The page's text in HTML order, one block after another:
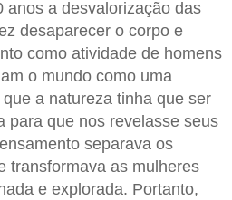
anos a desvalorização das
desaparecer o corpo e
como atividade de homens
o mundo como uma
a natureza tinha que ser
para que nos revelasse seus
separava os
transformava as mulheres
e explorada. Portanto,